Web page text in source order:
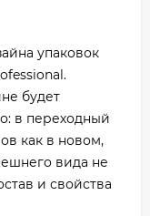
упаковок
будет
в переходный
как в новом,
вида не
и свойства